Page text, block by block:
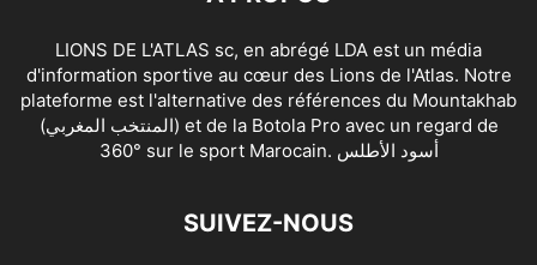
LIONS DE L'ATLAS sc, en abrégé LDA est un média
d'information sportive au cœur des Lions de l'Atlas. Notre
plateforme est l'alternative des références du Mountakhab
(المنتخب المغربي) et de la Botola Pro avec un regard de
360° sur le sport Marocain. أسود الأطلس
SUIVEZ-NOUS